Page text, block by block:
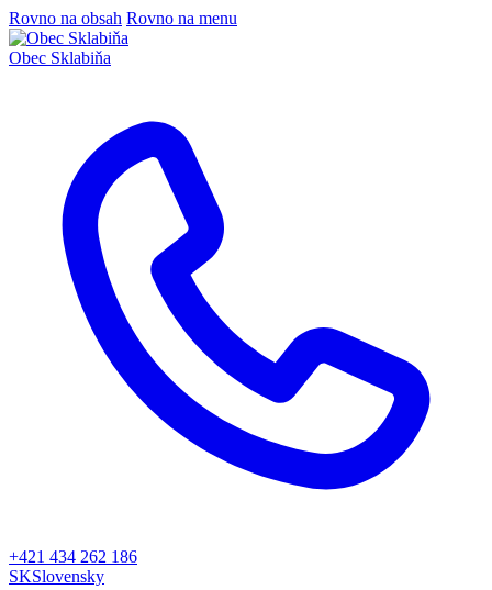
Rovno na obsah Rovno na menu
Obec Sklabiňa
+421 434 262 186
SKSlovensky